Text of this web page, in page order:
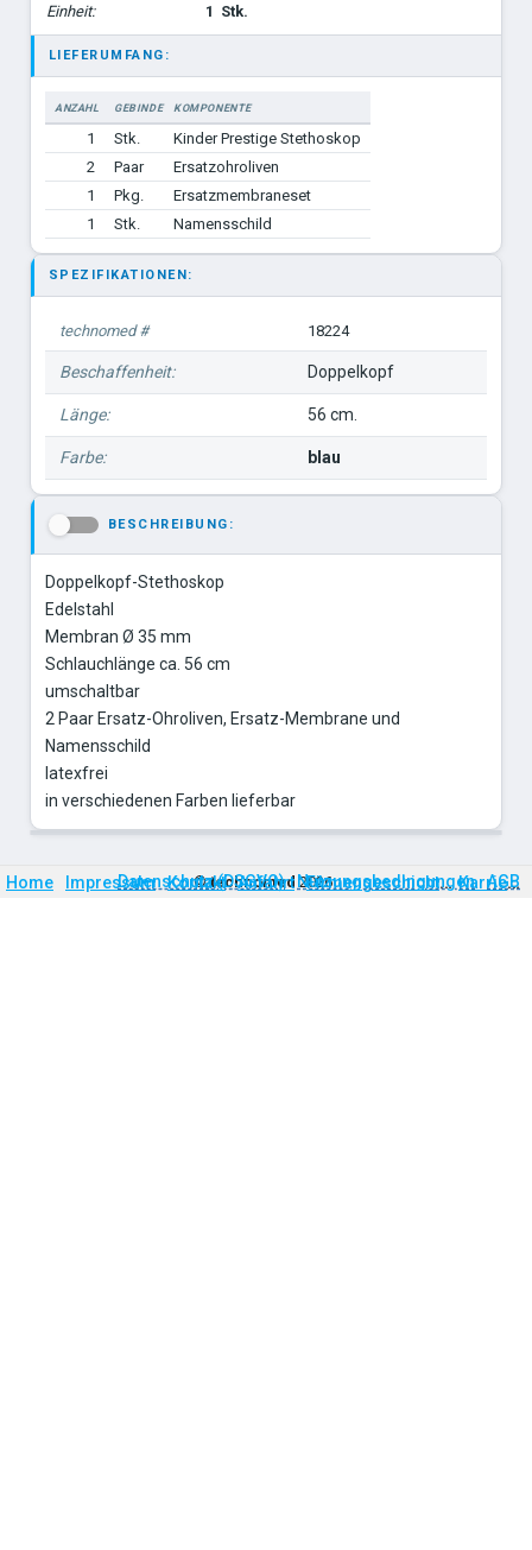
Einheit: 1 Stk.
LIEFERUMFANG:
ANZAHL GEBINDE
KOMPONENTE
1
Stk.
Kinder Prestige Stethoskop
2
Paar
Ersatzohroliven
1
Pkg.
Ersatzmembraneset
1
Stk. Namensschild
SPEZIFIKATIONEN:
technomed # 18224
Beschaffenheit: Doppelkopf
Länge: 56 cm.
Farbe: blau
BESCHREIBUNG:
Doppelkopf-Stethoskop
Edelstahl
Membran Ø 35 mm
Schlauchlänge ca. 56 cm
umschaltbar
2 Paar Ersatz-Ohroliven, Ersatz-Membrane und
Namensschild
latexfrei
in verschiedenen Farben lieferbar
Home Impressum Kontakt Anfahrt Firmengeschichte Karriere
©technomed 2026
Datenschutz (DSGVO) Nutzungsbedingungen AGB